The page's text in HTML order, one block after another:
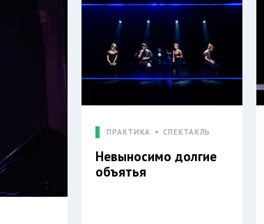
ПРАКТИКА СПЕКТАКЛЬ
Невыносимо долгие
объятья